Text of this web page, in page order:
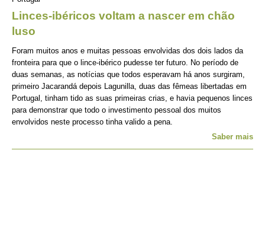
Linces-ibéricos voltam a nascer em chão
luso
Foram muitos anos e muitas pessoas envolvidas dos dois lados da
fronteira para que o lince-ibérico pudesse ter futuro. No período de
duas semanas, as notícias que todos esperavam há anos surgiram,
primeiro Jacarandá depois Lagunilla, duas das fêmeas libertadas em
Portugal, tinham tido as suas primeiras crias, e havia pequenos linces
para demonstrar que todo o investimento pessoal dos muitos
envolvidos neste processo tinha valido a pena.
Saber mais